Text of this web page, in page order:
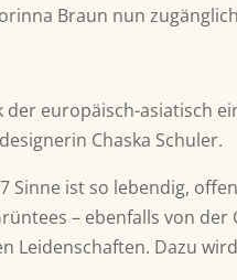
Braun nun zugänglich
der europäisch-asiatisch
Chaska Schuler.
Sinne ist so lebendig,
– ebenfalls von
Leidenschaften. Dazu